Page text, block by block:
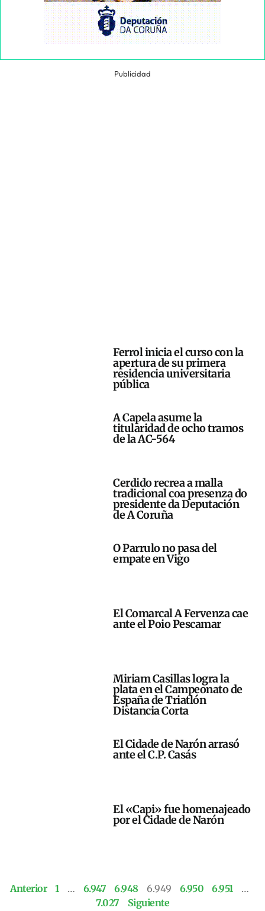
Publicidad
Ferrol inicia el curso con la
apertura de su primera
residencia universitaria
pública
A Capela asume la
titularidad de ocho tramos
de la AC-564
Cerdido recrea a malla
tradicional coa presenza do
presidente da Deputación
de A Coruña
O Parrulo no pasa del
empate en Vigo
El Comarcal A Fervenza cae
ante el Poio Pescamar
Miriam Casillas logra la
plata en el Campeonato de
España de Triatlón
Distancia Corta
El Cidade de Narón arrasó
ante el C.P. Casás
El «Capi» fue homenajeado
por el Cidade de Narón
Anterior 1 … 6.947 6.948 6.949 6.950 6.951
…
7.027
Siguiente